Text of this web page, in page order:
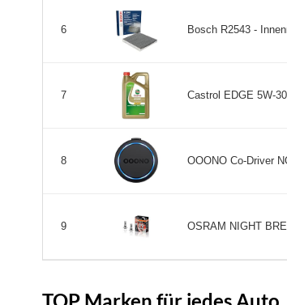
6 Bosch R2543 -
7 Castrol EDGE 5W-
8 OOONO Co-Driver
9 OSRAM NIGHT